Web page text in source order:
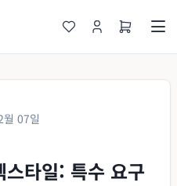
07일
타일: 특수 요구